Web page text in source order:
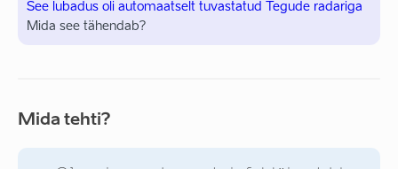
See lubadus oli automaatselt tuvastatud Tegude radariga
Mida see tähendab?
Mida tehti?